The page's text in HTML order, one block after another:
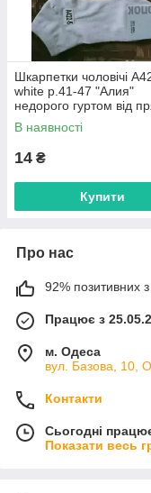
Шкарпетки чоловічі
white р.41-47 "Алия"
недорого гуртом від
постачальника
В наявності
14 ₴
Купити
Про нас
92% позитивних з
Працює з
м. Одеса
вул. Базова, 10,
Контакти
Сьогодні
Показати весь